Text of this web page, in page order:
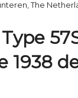
The
1938